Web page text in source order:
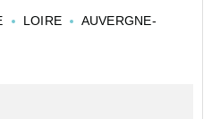
...
LOIRE
AUVERGNE-